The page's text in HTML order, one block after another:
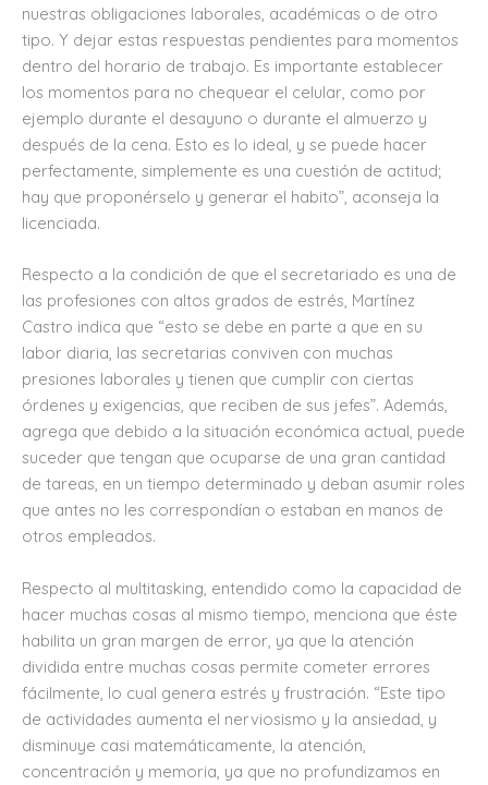
nuestras obligaciones laborales, académicas o de otro
tipo. Y dejar estas respuestas pendientes para momentos
dentro del horario de trabajo. Es importante establecer
los momentos para no chequear el celular, como por
ejemplo durante el desayuno o durante el almuerzo y
después de la cena. Esto es lo ideal, y se puede hacer
perfectamente, simplemente es una cuestión de actitud;
hay que proponérselo y generar el habito”, aconseja la
licenciada.
Respecto a la condición de que el secretariado es una de
las profesiones con altos grados de estrés, Martínez
Castro indica que “esto se debe en parte a que en su
labor diaria, las secretarias conviven con muchas
presiones laborales y tienen que cumplir con ciertas
órdenes y exigencias, que reciben de sus jefes”. Además,
agrega que debido a la situación económica actual, puede
suceder que tengan que ocuparse de una gran cantidad
de tareas, en un tiempo determinado y deban asumir roles
que antes no les correspondían o estaban en manos de
otros empleados.
Respecto al multitasking, entendido como la capacidad de
hacer muchas cosas al mismo tiempo, menciona que éste
habilita un gran margen de error, ya que la atención
dividida entre muchas cosas permite cometer errores
fácilmente, lo cual genera estrés y frustración. “Este tipo
de actividades aumenta el nerviosismo y la ansiedad, y
disminuye casi matemáticamente, la atención,
concentración y memoria, ya que no profundizamos en